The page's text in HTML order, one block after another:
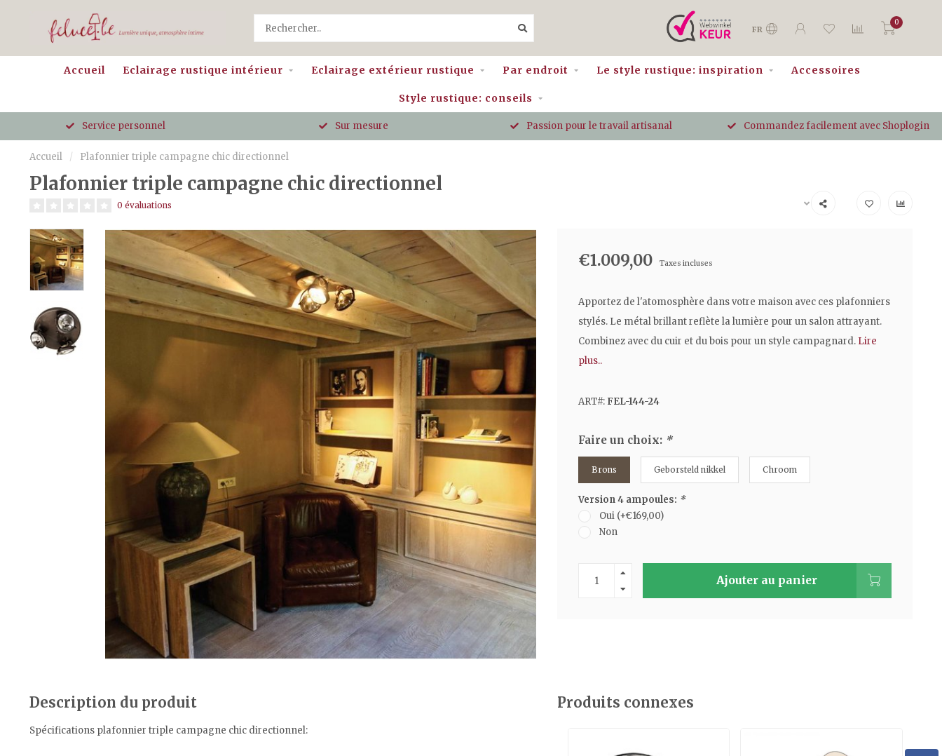
FR
0
Accueil Eclairage rustique intérieur Eclairage extérieur rustique Par endroit Le style rustique: inspiration Accessoires
Style rustique: conseils
Service personnel Sur mesure Passion pour le travail artisanal Commandez facilement avec Shoplogin
Accueil / Plafonnier triple campagne chic directionnel
Plafonnier triple campagne chic directionnel
0 évaluations
€1.009,00 Taxes incluses
Apportez de l'atomosphère dans votre maison avec ces plafonniers
stylés. Le métal brillant reflète la lumière pour un salon attrayant.
Combinez avec du cuir et du bois pour un style campagnard. Lire
plus..
ART#: FEL-144-24
Faire un choix: *
Brons Geborsteld nikkel Chroom
Version 4 ampoules: *
Oui (+€169,00)
Non
Ajouter au panier
Description du produit
Spécifications plafonnier triple campagne chic directionnel:
Produits connexes